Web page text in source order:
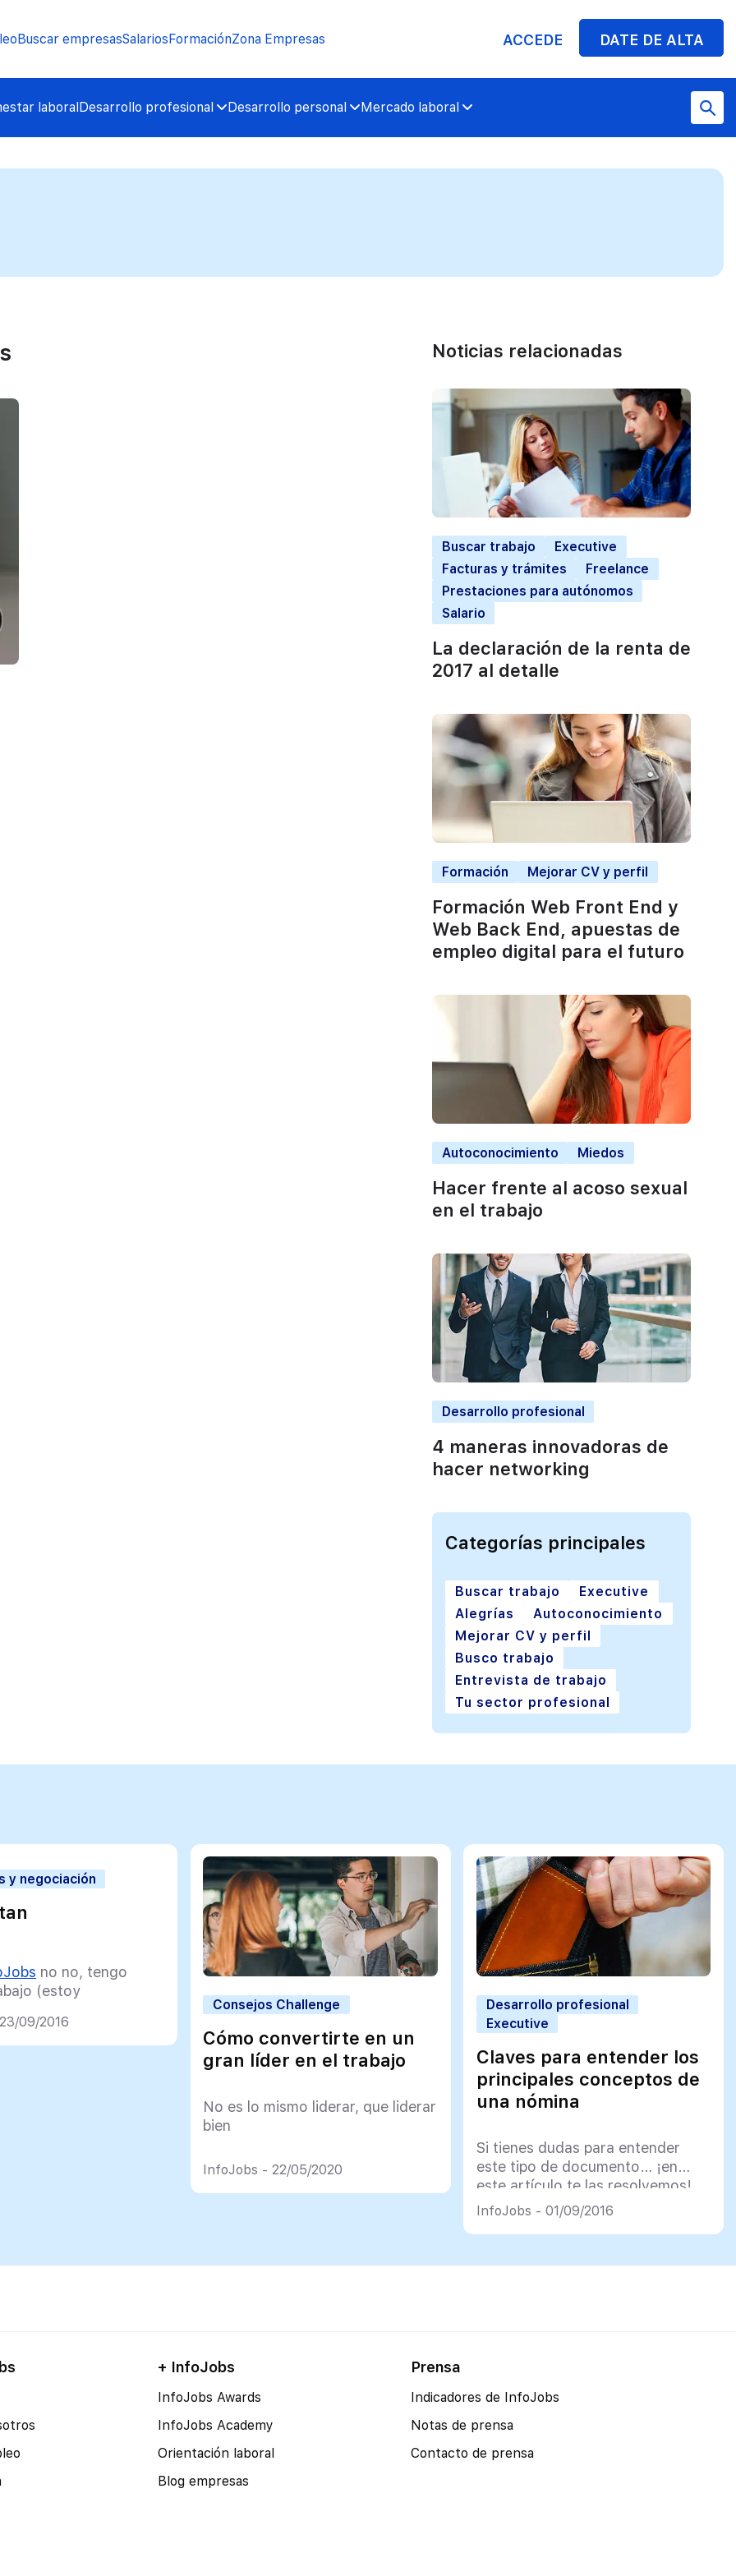
Buscar empresasSalariosFormaciónZona Empresas ACCEDE DATE DE ALTA
laboralDesarrollo profesional Desarrollo personal Mercado laboral
Noticias relacionadas
Buscar trabajo
Executive
Facturas y trámites
Freelance
Prestaciones para autónomos
Salario
La declaración de la renta de
2017 al detalle
Formación Mejorar CV y perfil
Formación Web Front End y
Web Back End, apuestas de
empleo digital para el futuro
Autoconocimiento Miedos
Hacer frente al acoso sexual
en el trabajo
Desarrollo profesional
4 maneras innovadoras de
hacer networking
Categorías principales
Buscar trabajo
Executive
Alegrías
Autoconocimiento
Mejorar CV y perfil
Busco trabajo
Entrevista de trabajo
Tu sector profesional
y negociación
no no, tengo
(estoy
en infojobs.
además tengo
09/2016
Consejos Challenge
Cómo convertirte en un
gran líder en el trabajo
No es lo mismo liderar, que liderar
bien
InfoJobs - 22/05/2020
Desarrollo profesional
Executive
Claves para entender los
principales conceptos de
una nómina
Si tienes dudas para entender
este tipo de documento… ¡en
este artículo te las resolvemos!
InfoJobs - 01/09/2016
+ InfoJobs
InfoJobs Awards
InfoJobs Academy
Orientación laboral
Blog empresas
Prensa
Indicadores de InfoJobs
Notas de prensa
Contacto de prensa